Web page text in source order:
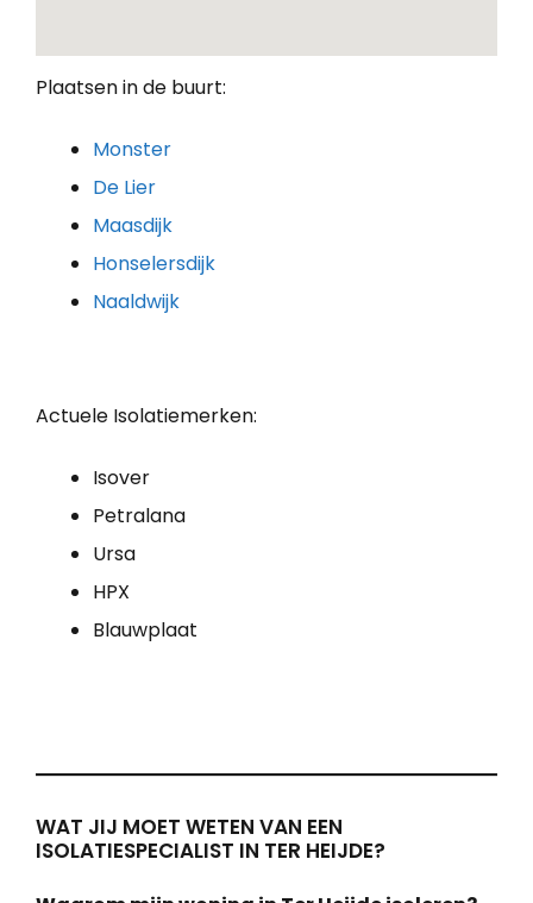
Plaatsen in de buurt:
Monster
De Lier
Maasdijk
Honselersdijk
Naaldwijk
Actuele Isolatiemerken:
Isover
Petralana
Ursa
HPX
Blauwplaat
WAT JIJ MOET WETEN VAN EEN
ISOLATIESPECIALIST IN TER HEIJDE?